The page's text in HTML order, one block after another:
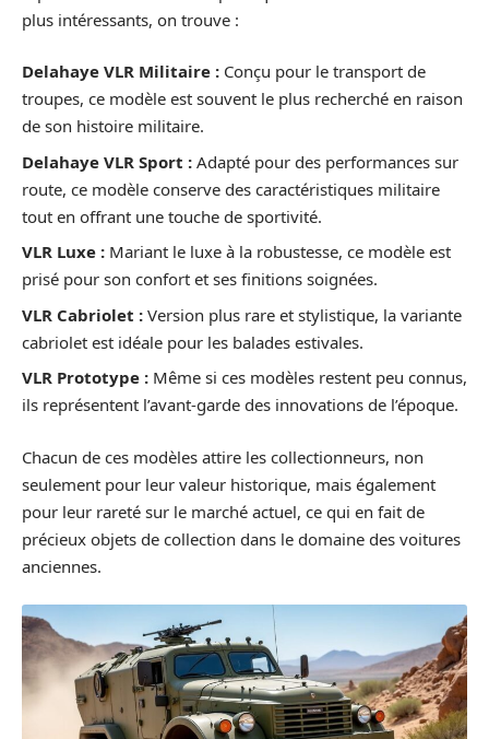
plus intéressants, on trouve :
Delahaye VLR Militaire : Conçu pour le transport de
troupes, ce modèle est souvent le plus recherché en raison
de son histoire militaire.
Delahaye VLR Sport : Adapté pour des performances sur
route, ce modèle conserve des caractéristiques militaire
tout en offrant une touche de sportivité.
VLR Luxe : Mariant le luxe à la robustesse, ce modèle est
prisé pour son confort et ses finitions soignées.
VLR Cabriolet : Version plus rare et stylistique, la variante
cabriolet est idéale pour les balades estivales.
VLR Prototype : Même si ces modèles restent peu connus,
ils représentent l’avant-garde des innovations de l’époque.
Chacun de ces modèles attire les collectionneurs, non
seulement pour leur valeur historique, mais également
pour leur rareté sur le marché actuel, ce qui en fait de
précieux objets de collection dans le domaine des voitures
anciennes.